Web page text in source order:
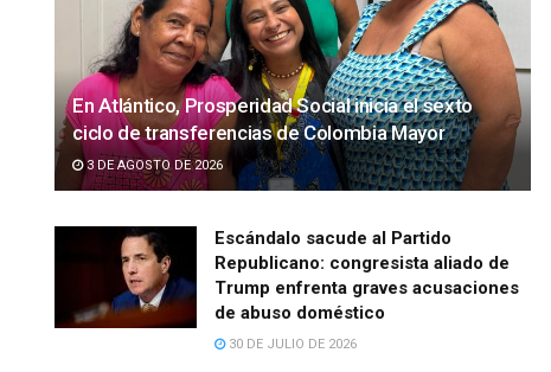
En Atlántico, Prosperidad Social inicia el sexto
ciclo de transferencias de Colombia Mayor
3 DE AGOSTO DE 2026
Escándalo sacude al Partido
Republicano: congresista aliado de
Trump enfrenta graves acusaciones
de abuso doméstico
30 DE JULIO DE 2026